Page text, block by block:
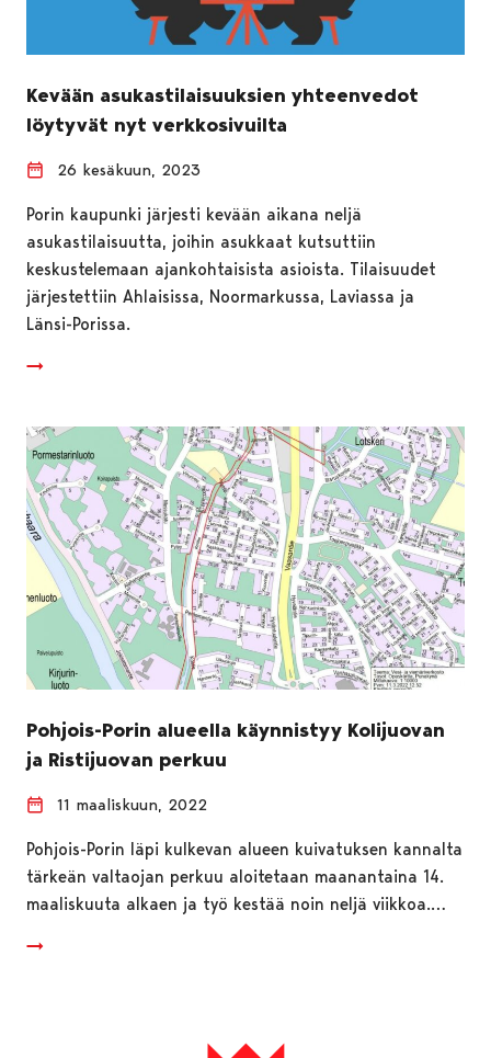
Kevään asukastilaisuuksien yhteenvedot
löytyvät nyt verkkosivuilta
26 kesäkuun, 2023
Porin kaupunki järjesti kevään aikana neljä
asukastilaisuutta, joihin asukkaat kutsuttiin
keskustelemaan ajankohtaisista asioista. Tilaisuudet
järjestettiin Ahlaisissa, Noormarkussa, Laviassa ja
Länsi-Porissa.
Pohjois-Porin alueella käynnistyy Kolijuovan
ja Ristijuovan perkuu
11 maaliskuun, 2022
Pohjois-Porin läpi kulkevan alueen kuivatuksen kannalta
tärkeän valtaojan perkuu aloitetaan maanantaina 14.
maaliskuuta alkaen ja työ kestää noin neljä viikkoa.…